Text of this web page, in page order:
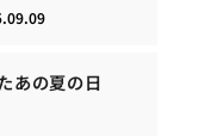
あの夏の日